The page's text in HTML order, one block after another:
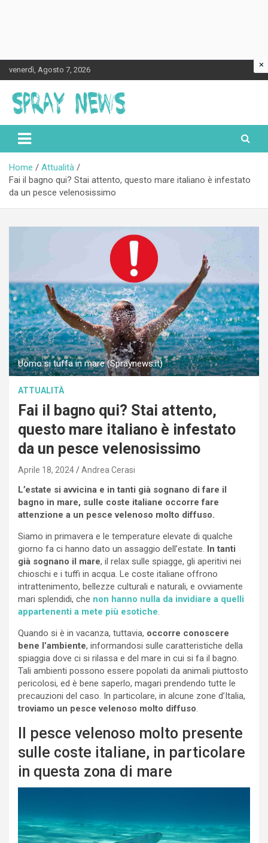
to
content
venerdì, Agosto 7, 2026
Spraynews.it
Home
Attualità
Fai il bagno qui? Stai attento, questo mare italiano è infestato
da un pesce velenosissimo
Uomo si tuffa in mare (Spraynews.it)
ATTUALITÀ
Fai il bagno qui? Stai attento,
questo mare italiano è infestato
da un pesce velenosissimo
Aprile 18, 2024 Andrea Cerasi
L’estate si avvicina e in tanti già sognano di fare il
bagno in mare, sulle coste italiane occorre fare
attenzione a un pesce velenoso molto diffuso.
Siamo in primavera e le temperature elevate di qualche
giorno fa ci hanno dato un assaggio dell’estate. In tanti
già sognano il mare, il relax sulle spiagge, gli aperitivi nei
chioschi e i tuffi in acqua. Le coste italiane offrono
intrattenimento, bellezze culturali e naturali, e ovviamente
mari splendidi, che non hanno nulla da invidiare a quelli
appartenenti a mete più esotiche.
Quando si è in vacanza, tuttavia, occorre conoscere
bene l’ambiente, informandosi sulle caratteristiche della
spiaggia dove ci si rilassa e del mare in cui si fa il bagno.
Tali ambienti possono essere popolati da animali piuttosto
pericolosi, ed è bene saperlo, magari prendendo tutte le
precauzioni del caso. In particolare, in alcune zone d’Italia,
troviamo un pesce velenoso molto diffuso.
Il pesce velenoso molto presente
sulle coste italiane, in particolare
in questa zona di mare
×